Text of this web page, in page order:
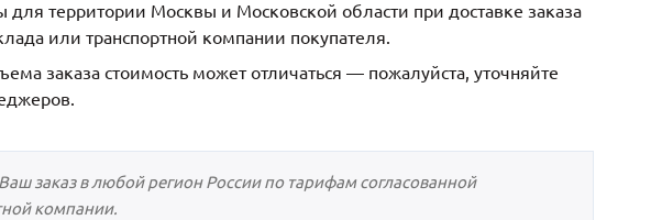
для территории Москвы и Московской области при доставке заказа
или транспортной компании покупателя.
заказа стоимость может отличаться — пожалуйста, уточняйте
заказ в любой регион России по тарифам согласованной
компании.